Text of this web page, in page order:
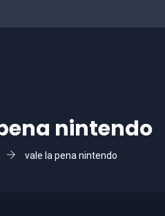
nintendo
vale la pena nintendo